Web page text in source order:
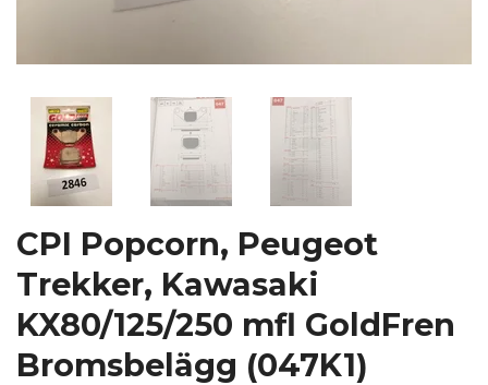
CPI Popcorn, Peugeot
Trekker, Kawasaki
KX80/125/250 mfl GoldFren
Bromsbelägg (047K1)